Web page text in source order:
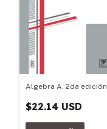
Álgebra A. 2da edición
$22.14 USD